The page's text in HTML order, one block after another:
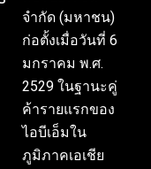
จำกัด (มหาชน)
ก่อตั้งเมื่อวันที่ 6
มกราคม พ.ศ.
2529 ในฐานะคู่
ค้ารายแรกของ
ไอบีเอ็มใน
ภูมิภาคเอเชีย